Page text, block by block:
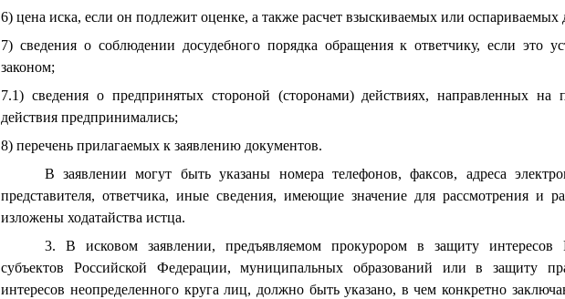
6) цена иска, если он подлежит оценке, а также расчет взыскиваемых или
7) сведения о соблюдении досудебного порядка обращения к ответчику, если это
законом;
7.1) сведения о предпринятых стороной (сторонами) действиях, направленных на
действия предпринимались;
8) перечень прилагаемых к заявлению документов.
В заявлении могут быть указаны номера телефонов, факсов, адреса
представителя, ответчика, иные сведения, имеющие значение для рассмотрения и
изложены ходатайства истца.
3. В исковом заявлении, предъявляемом прокурором в защиту интересов
субъектов Российской Федерации, муниципальных образований или в защиту
интересов неопределенного круга лиц, должно быть указано, в чем конкретно